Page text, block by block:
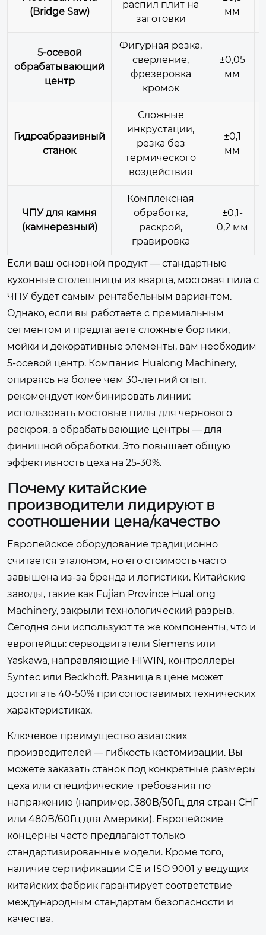
(Bridge Saw)
распил плит на
заготовки
мм
5-осевой
обрабатывающий
центр
Фигурная резка,
сверление,
фрезеровка
кромок
±0,05
мм
Гидроабразивный
станок
Сложные
инкрустации,
резка без
термического
воздействия
±0,1
мм
ЧПУ для камня
(камнерезный)
Комплексная
обработка,
раскрой,
гравировка
±0,1-
0,2 мм
Если ваш основной продукт — стандартные
кухонные столешницы из кварца, мостовая пила с
ЧПУ будет самым рентабельным вариантом.
Однако, если вы работаете с премиальным
сегментом и предлагаете сложные бортики,
мойки и декоративные элементы, вам необходим
5-осевой центр. Компания Hualong Machinery,
опираясь на более чем 30-летний опыт,
рекомендует комбинировать линии:
использовать мостовые пилы для чернового
раскроя, а обрабатывающие центры — для
финишной обработки. Это повышает общую
эффективность цеха на 25-30%.
Почему китайские
производители лидируют в
соотношении цена/качество
Европейское оборудование традиционно
считается эталоном, но его стоимость часто
завышена из-за бренда и логистики. Китайские
заводы, такие как Fujian Province HuaLong
Machinery, закрыли технологический разрыв.
Сегодня они используют те же компоненты, что и
европейцы: серводвигатели Siemens или
Yaskawa, направляющие HIWIN, контроллеры
Syntec или Beckhoff. Разница в цене может
достигать 40-50% при сопоставимых технических
характеристиках.
Ключевое преимущество азиатских
производителей — гибкость кастомизации. Вы
можете заказать станок под конкретные размеры
цеха или специфические требования по
напряжению (например, 380В/50Гц для стран СНГ
или 480В/60Гц для Америки). Европейские
концерны часто предлагают только
стандартизированные модели. Кроме того,
наличие сертификации CE и ISO 9001 у ведущих
китайских фабрик гарантирует соответствие
международным стандартам безопасности и
качества.